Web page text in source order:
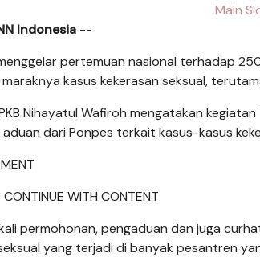
Main
Indonesia --
pertemuan nasional terhadap
kasus kekerasan seksual,
Nihayatul Wafiroh mengatakan
dari Ponpes terkait kasus-kasus
CONTINUE WITH CONTENT
permohonan, pengaduan dan juga
yang terjadi di banyak pesantren